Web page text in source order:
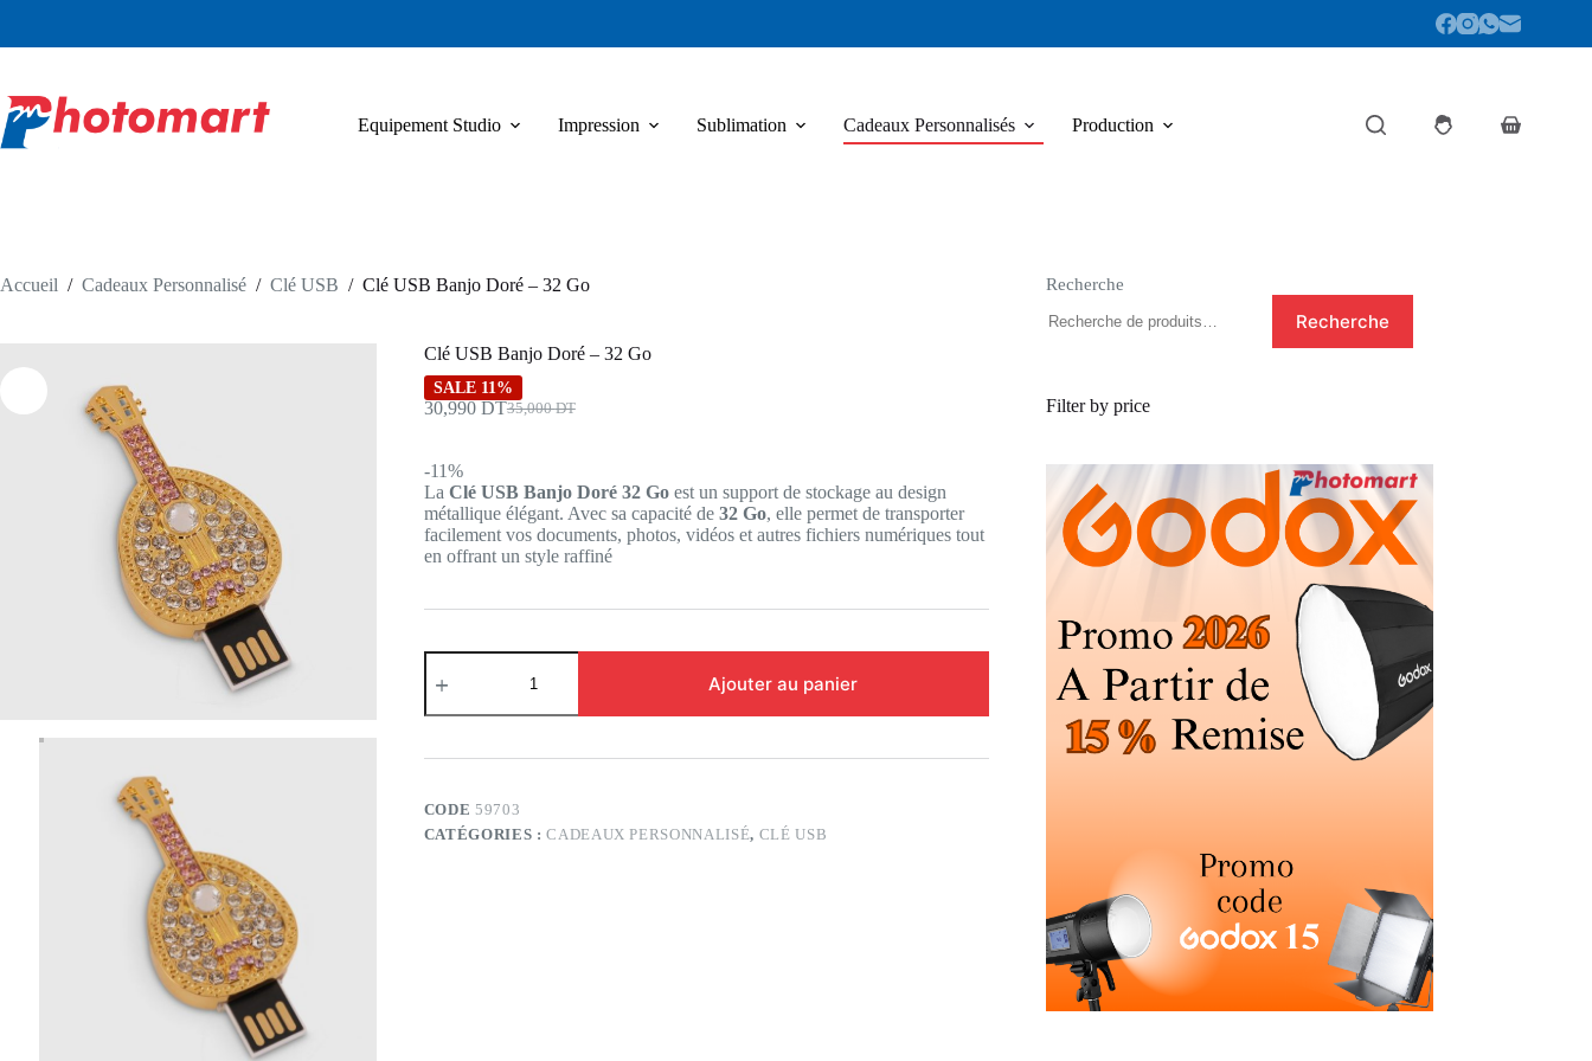
contenu
Equipement Studio Impression Sublimation Cadeaux Personnalisés Production
Panier
Accueil / Cadeaux Personnalisé / Clé USB / Clé USB Banjo Doré – 32 Go
Clé USB Banjo Doré – 32 Go
SALE 11%
35,000DT
Le
était :
35,000 DT.
30,990 DTLe
est :
30,990 DT.
-11%
La Clé USB Banjo Doré 32 Goest un support de stockage au design
métallique élégant. Avec sa capacité de 32 Go, elle permet de transporter
facilement vos documents, photos, vidéos et autres fichiers numériques tout
en offrant un style raffiné
quantité
de
USB
Doré
32
Go
Ajouter au panier
CODE59703
CATÉGORIES :CADEAUX PERSONNALISÉ, CLÉ USB
Recherche
Recherche
Filter by price